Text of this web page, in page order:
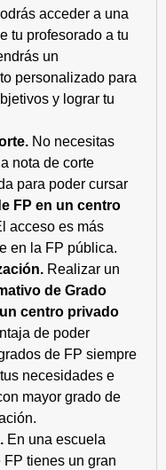
acceder a una
tu profesorado a tu
un
personalizado para
y lograr tu
No necesitas
nota de corte
para poder cursar
FP en un centro
acceso es más
en la FP pública.
Realizar un
de Grado
centro privado
de poder
de FP siempre
necesidades e
mayor grado de
En una escuela
FP tienes un gran